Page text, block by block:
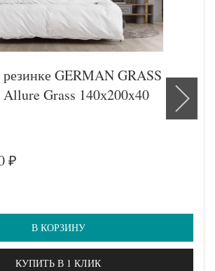
GERMAN GRASS
Grass 140х200x40
₽
В КОРЗИНУ
КУПИТЬ В 1 КЛИК